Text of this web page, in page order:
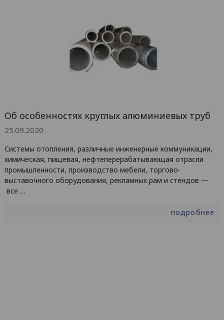
Об особенностях круглых алюминиевых труб
25.09.2020
Системы отопления, различные инженерные коммуникации,
химическая, пищевая, нефтеперерабатывающая отрасли
промышленности, производство мебели, торгово-
выставочного оборудования, рекламных рам и стендов —
все …
подробнее